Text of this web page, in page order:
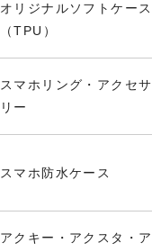
オリジナルソフトケース
（TPU）
スマホリング・アクセサ
リー
スマホ防水ケース
アクキー・アクスタ・ア